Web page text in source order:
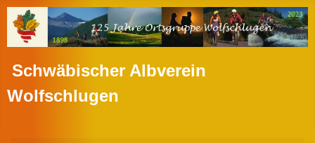
Schwäbischer Albverein
Wolfschlugen